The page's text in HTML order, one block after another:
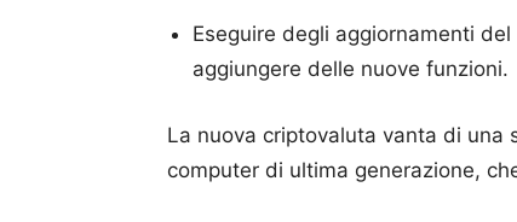
Eseguire degli aggiornamenti
aggiungere delle nuove funzioni.
La nuova criptovaluta vanta di una
computer di ultima generazione,